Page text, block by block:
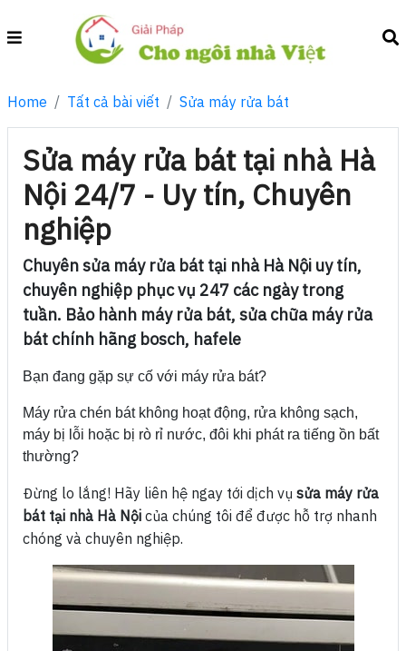
Home Tất cả bài viết Sửa máy rửa bát
Sửa máy rửa bát tại nhà Hà
Nội 24/7 - Uy tín, Chuyên
nghiệp
Chuyên sửa máy rửa bát tại nhà Hà Nội uy tín,
chuyên nghiệp phục vụ 247 các ngày trong
tuần. Bảo hành máy rửa bát, sửa chữa máy rửa
bát chính hãng bosch, hafele
Bạn đang gặp sự cố với máy rửa bát?
Máy rửa chén bát không hoạt động, rửa không sạch,
máy bị lỗi hoặc bị rò rỉ nước, đôi khi phát ra tiếng ồn bất
thường?
Đừng lo lắng! Hãy liên hệ ngay tới dịch vụ sửa máy rửa
bát tại nhà Hà Nội của chúng tôi để được hỗ trợ nhanh
chóng và chuyên nghiệp.